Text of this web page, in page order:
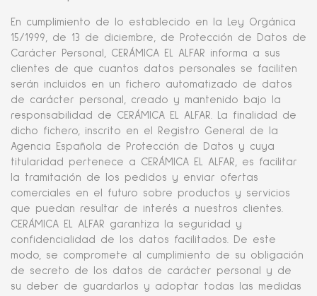
En cumplimiento de lo establecido en la Ley Orgánica
15/1999, de 13 de diciembre, de Protección de Datos de
Carácter Personal, CERÁMICA EL ALFAR informa a sus
clientes de que cuantos datos personales se faciliten
serán incluidos en un fichero automatizado de datos
de carácter personal, creado y mantenido bajo la
responsabilidad de CERÁMICA EL ALFAR. La finalidad de
dicho fichero, inscrito en el Registro General de la
Agencia Española de Protección de Datos y cuya
titularidad pertenece a CERÁMICA EL ALFAR, es facilitar
la tramitación de los pedidos y enviar ofertas
comerciales en el futuro sobre productos y servicios
que puedan resultar de interés a nuestros clientes.
CERÁMICA EL ALFAR garantiza la seguridad y
confidencialidad de los datos facilitados. De este
modo, se compromete al cumplimiento de su obligación
de secreto de los datos de carácter personal y de
su deber de guardarlos y adoptar todas las medidas